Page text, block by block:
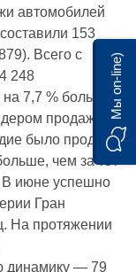
автомобилей
153
Всего с
248
на 7,7 % больше,
продаж
было продано
чем за тот
В июне успешно
Гран
На протяжении
динамику — 79
Мы on-line)